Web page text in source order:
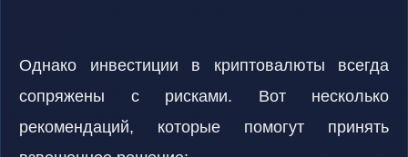
Однако инвестиции в криптовалюты всегда
сопряжены с рисками. Вот несколько
рекомендаций, которые помогут принять